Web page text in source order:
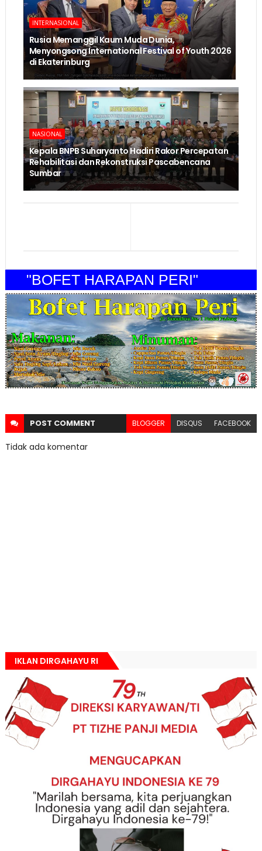
INTERNASIONAL
Rusia Memanggil Kaum Muda Dunia,
Menyongsong International Festival of Youth 2026
di Ekaterinburg
NASIONAL
Kepala BNPB Suharyanto Hadiri Rakor Percepatan
Rehabilitasi dan Rekonstruksi Pascabencana
Sumbar
"BOFET HARAPAN PERI"
POST COMMENT BLOGGER DISQUS FACEBOOK
Tidak ada komentar
IKLAN DIRGAHAYU RI